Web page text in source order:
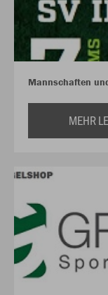
Mannschaften
MEHR